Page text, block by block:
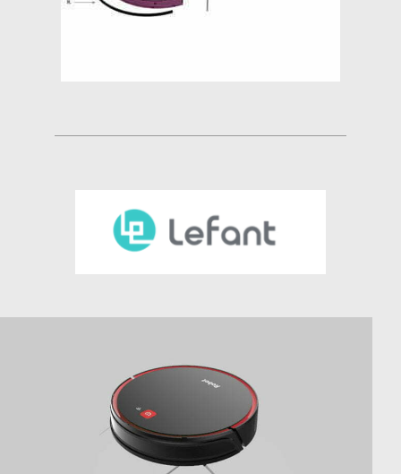
tecnologia i els productes de robots intel·ligents. És
una empresa d'alta tecnologia que integra R+D i